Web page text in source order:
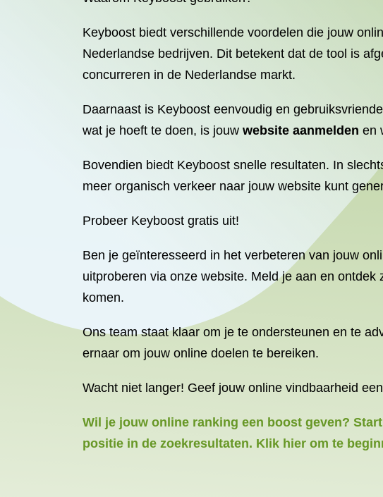
Keyboost biedt verschillende voordelen die jouw
Nederlandse bedrijven. Dit betekent dat de tool is
concurreren in de Nederlandse markt.
Daarnaast is Keyboost eenvoudig en
wat je hoeft te doen, is jouw website aanmelden en
Bovendien biedt Keyboost snelle resultaten. In
meer organisch verkeer naar jouw website kunt
Probeer Keyboost gratis uit!
Ben je geïnteresseerd in het verbeteren van jouw
uitproberen via onze website. Meld je aan en
komen.
Ons team staat klaar om je te ondersteunen en te
ernaar om jouw online doelen te bereiken.
Wacht niet langer! Geef jouw online vindbaarheid
Wil je jouw online ranking een boost geven?
positie in de zoekresultaten. Klik hier om te